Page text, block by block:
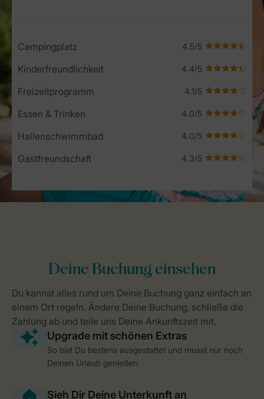
Campingplatz
Kinderfreundlichkeit
Freizeitprogramm
Essen & Trinken
Hallenschwimmbad
Gastfreundschaft
So bist Du bestens ausgestattet und musst nur noch
Deinen Urlaub genießen.